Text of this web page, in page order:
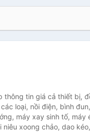
thông tin giá cả thiết bị,
loại, nồi điện, bình
máy xay sinh tố, máy
xoong chảo, dao